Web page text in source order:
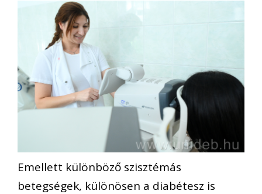
Emellett különböző szisztémás
betegségek, különösen a diabétesz is